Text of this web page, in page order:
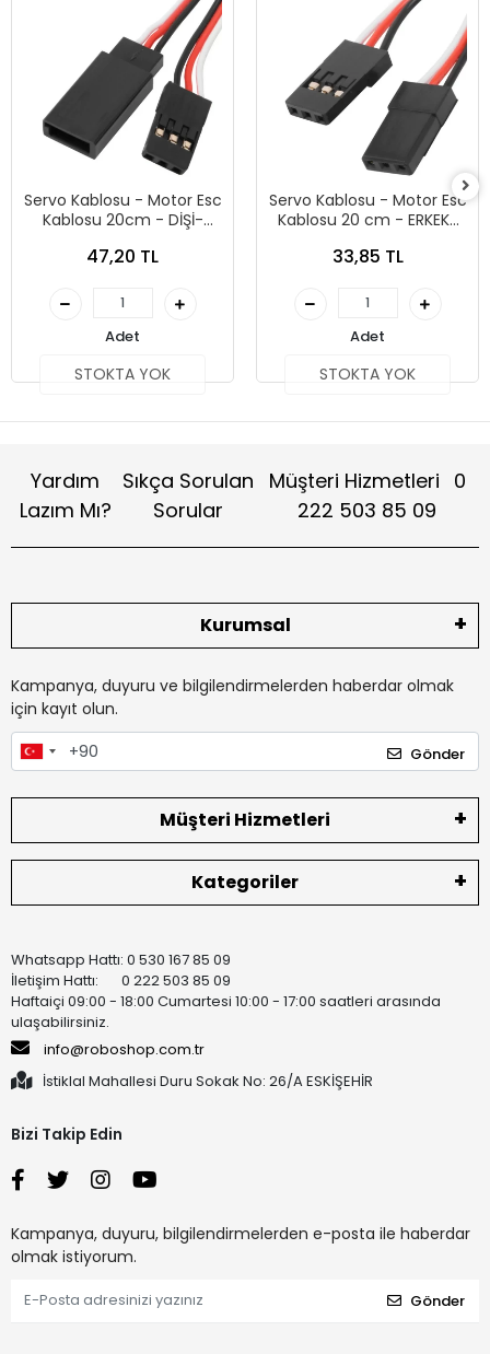
Servo Kablosu - Motor Esc
Kablosu 20cm - DİŞİ-
47,20 TL
Adet
STOKTA YOK
Servo Kablosu - Motor Esc
Kablosu 20 cm - ERKEK-
33,85 TL
Adet
STOKTA YOK
Yardım
Lazım Mı?
Sıkça Sorulan
Sorular
Müşteri Hizmetleri 0
222 503 85 09
Kurumsal
Kampanya, duyuru ve bilgilendirmelerden haberdar olmak
için kayıt olun.
Gönder
Müşteri Hizmetleri
Kategoriler
Whatsapp Hattı: 0 530 167 85 09
İletişim Hattı: 0 222 503 85 09
Haftaiçi 09:00 - 18:00 Cumartesi 10:00 - 17:00 saatleri arasında
ulaşabilirsiniz.
info@roboshop.com.tr
İstiklal Mahallesi Duru Sokak No: 26/A ESKİŞEHİR
Bizi Takip Edin
Kampanya, duyuru, bilgilendirmelerden e-posta ile haberdar
olmak istiyorum.
Gönder